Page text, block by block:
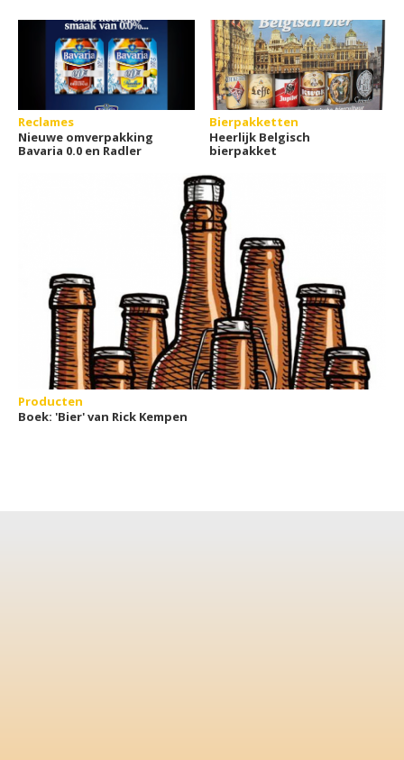
Reclames
Nieuwe omverpakking
Bavaria 0.0 en Radler
Bierpakketten
Heerlijk Belgisch
bierpakket
Producten
Boek: 'Bier' van Rick Kempen